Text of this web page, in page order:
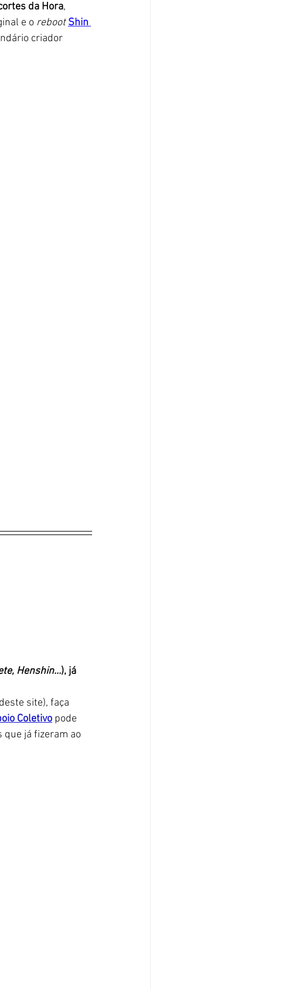
da Hora,
e o reboot Shin
criador
Henshin...), já
site), faça
Coletivo pode
que já fizeram ao